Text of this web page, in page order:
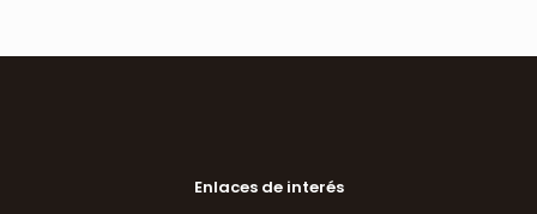
Enlaces de interés